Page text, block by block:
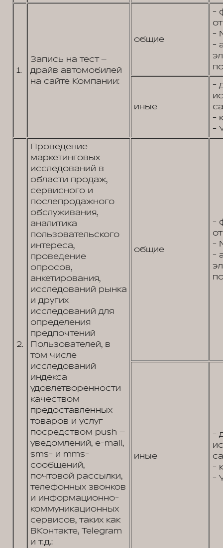
1.
Запись на тест –
драйв автомобилей
на сайте Компании:
общие
-
-
-
иные
-
-
-
2.
Проведение
маркетинговых
исследований в
области продаж,
сервисного и
послепродажного
обслуживания,
аналитика
пользовательского
интереса,
проведение
опросов,
анкетирования,
исследований рынка
и других
исследований для
определения
предпочтений
Пользователей, в
том числе
исследований
индекса
удовлетворенности
качеством
предоставленных
товаров и услуг
посредством push –
уведомлений, e-mail,
sms- и mms-
сообщений,
почтовой рассылки,
телефонных звонков
и информационно-
коммуникационных
сервисов, таких как
ВКонтакте, Telegram
и т.д.:
общие
-
-
-
иные
-
-
-